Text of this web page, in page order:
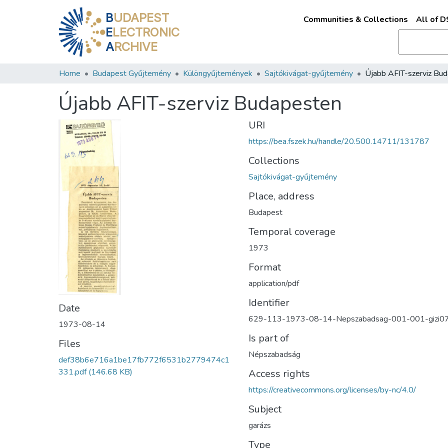
BUDAPEST
ELECTRONIC
ARCHIVE
Communities & Collections All of
Home Budapest Gyűjtemény Különgyűjtemények Sajtókivágat-gyűjtemény
Újabb AFIT-szerviz Budapesten
Date
1973-08-14
Files
def38b6e716a1be17fb772f6531b2779474c1
331.pdf(146.68 KB)
URI
https://bea.fszek.hu/handle/20.500.14711/131787
Collections
Sajtókivágat-gyűjtemény
Place, address
Budapest
Temporal coverage
1973
Format
application/pdf
Identifier
629-113-1973-08-14-Nepszabadsag-001-001-
Is part of
Népszabadság
Access rights
https://creativecommons.org/licenses/by-nc/4.0/
Subject
garázs
Type